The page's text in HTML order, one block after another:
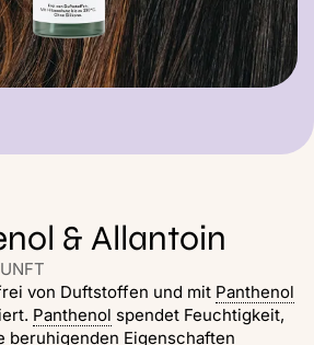
& Allantoin
von Duftstoffen und mit Panthenol
Panthenol spendet Feuchtigkeit,
beruhigenden Eigenschaften